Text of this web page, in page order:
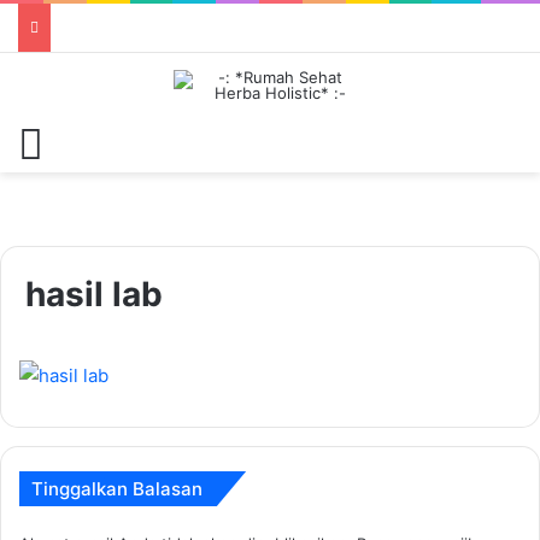
hasil lab
Tinggalkan Balasan